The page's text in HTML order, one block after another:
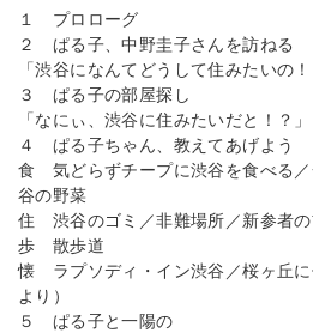
１ プロローグ
２ ぱる子、中野圭子さんを訪ねる
「渋谷になんてどうして住みたいの！
３ ぱる子の部屋探し
「なにぃ、渋谷に住みたいだと！？」
４ ぱる子ちゃん、教えてあげよう
食 気どらずチープに渋谷を食べる
谷の野菜
住 渋谷のゴミ／非難場所／新参者
歩 散歩道
懐 ラプソディ・イン渋谷／桜ヶ丘
より）
５ ぱる子と一陽の